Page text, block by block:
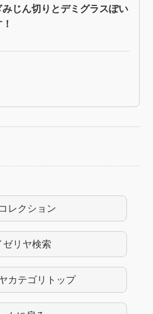
じん切りとデミグラスぽい
レクション
ゼリヤ検索
カテゴリトップ